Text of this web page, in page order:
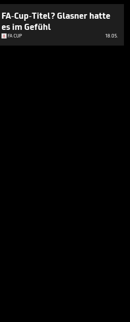
FA-Cup-Titel? Glasner hatte
es im Gefühl
FA CUP 18.05.